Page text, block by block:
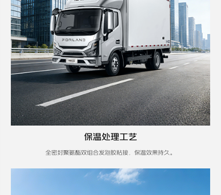
保温处理工艺
全密封聚氨酯双组合发泡胶粘接，保温效果持久。